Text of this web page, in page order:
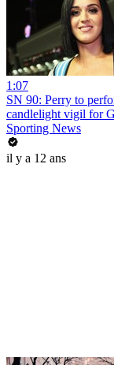
1:07
SN 90: Perry to
candlelight vigil for
Sporting News
il y a 12 ans